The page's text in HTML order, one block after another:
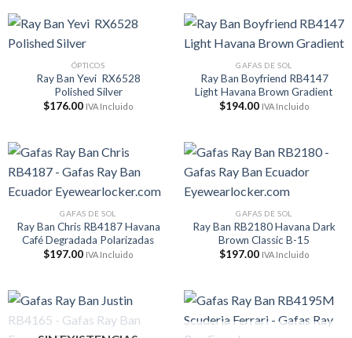
ÓPTICOS
Ray Ban Yevi RX6528
Polished Silver
$176.00 IVA Incluido
GAFAS DE SOL
Ray Ban Boyfriend RB4147
Light Havana Brown Gradient
$194.00 IVA Incluido
GAFAS DE SOL
Ray Ban Chris RB4187 Havana
Café Degradada Polarizadas
$197.00 IVA Incluido
GAFAS DE SOL
Ray Ban RB2180 Havana Dark
Brown Classic B-15
$197.00 IVA Incluido